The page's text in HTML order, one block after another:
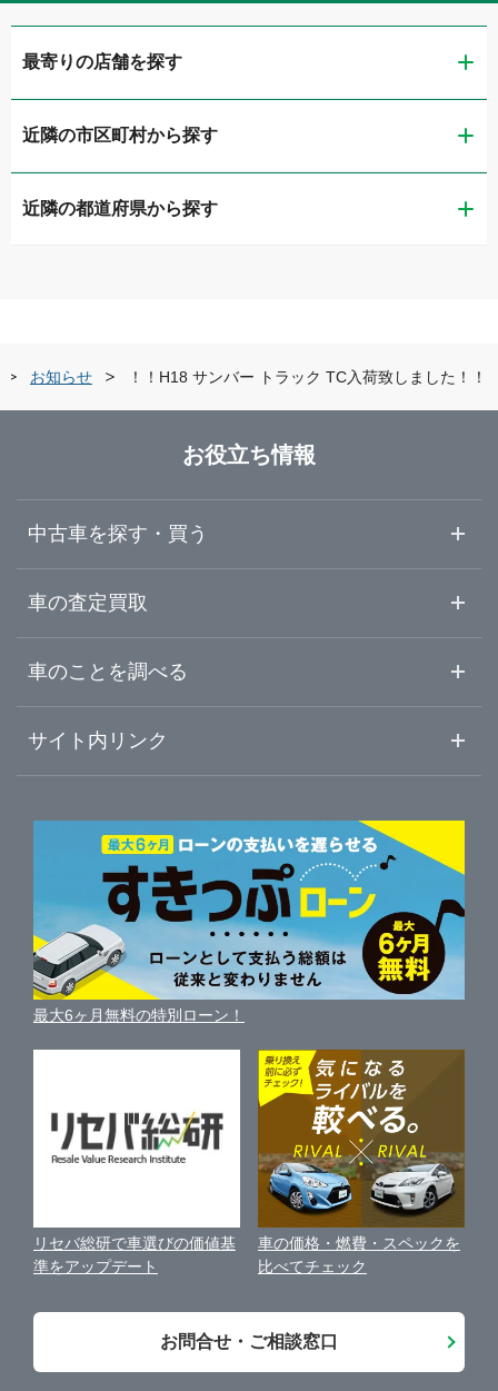
最寄りの店舗を探す
ガリバー佐賀本庄店
ガリバー車検 佐賀本庄店
ガリバー唐津店
ガリバー久留米みやき店
近隣の市区町村から探す
佐賀市
唐津・伊万里
近隣の都道府県から探す
大分県
宮崎県
鹿児島県
沖縄県
お知らせ ！！H18 サンバー トラック TC入荷致しました！！
お役立ち情報
中古車を探す・買う
中古車情報・中古車検索
初めての中古車購入ガイド
中古車人気ランキング
自動車ローンを調べる
ガリバーの自動車ローン
車買い替えの基礎知識
近くのお店で車を探す
車の査定買取
車査定・車買取ならガリバー
ガリバーの査定が選ばれる理由
車を売る時よくある質問
便利な査定サービス
中古車買取相場（毎月更新）
車の個人売買ガイド
車のことを調べる
車初心者まとめ
新車・中古車カタログ
車の燃費を調べる
車種別クチコミ
車比較サイト
サイト内リンク
サイトマップ
サイトの使用条件
利用規約
保険代理店業務に関する基本方針
古物営業法に基づく表示
お客様の声
会社案内
最大6ヶ月無料の特別ローン！
リセバ総研で車選びの価値基
準をアップデート
車の価格・燃費・スペックを
比べてチェック
お問合せ・ご相談窓口